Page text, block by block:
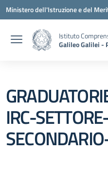
Vai ai contenuti
Vai al menu di navigazione
Vai al footer
Ministero dell'Istruzione e del
Istituto
Galileo Galilei -
IRC-